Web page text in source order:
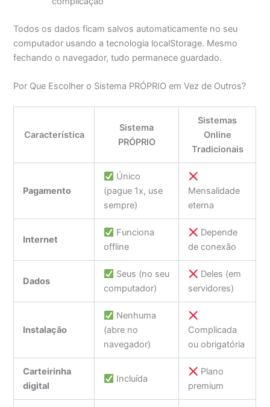
Todos os dados ficam salvos automaticamente no seu
computador usando a tecnologia localStorage. Mesmo
fechando o navegador, tudo permanece guardado.
Por Que Escolher o Sistema PRÓPRIO em Vez de Outros?
Característica
Sistema
PRÓPRIO
Sistemas
Online
Tradicionais
Pagamento
Único
(pague 1x, use
sempre)
Mensalidade
eterna
Internet
Funciona
offline
Depende
de conexão
Dados
Seus (no seu
computador)
Deles (em
servidores)
Instalação
Nenhuma
(abre no
navegador)
Complicada
ou obrigatória
Carteirinha
digital
Incluída
Plano
premium